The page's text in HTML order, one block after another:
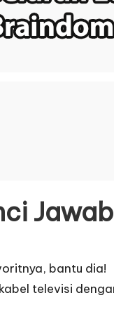
bantu dia!
televisi